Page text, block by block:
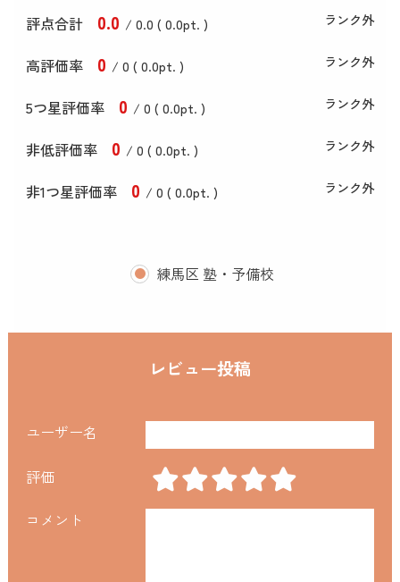
評点合計 0.0 / 0.0 ( 0.0pt. ) ランク外
高評価率 0 / 0 ( 0.0pt. ) ランク外
5つ星評価率 0 / 0 ( 0.0pt. ) ランク外
非低評価率 0 / 0 ( 0.0pt. ) ランク外
非1つ星評価率 0 / 0 ( 0.0pt. ) ランク外
練馬区 塾・予備校
レビュー投稿
ユーザー名
評価
コメント